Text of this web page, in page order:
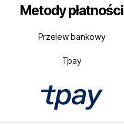
Metody płatności
Przelew bankowy
Tpay